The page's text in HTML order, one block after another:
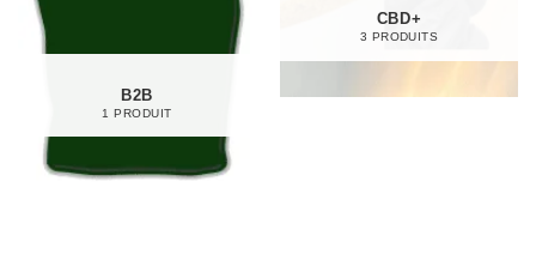
B2B
1 PRODUIT
CBD+
3 PRODUITS